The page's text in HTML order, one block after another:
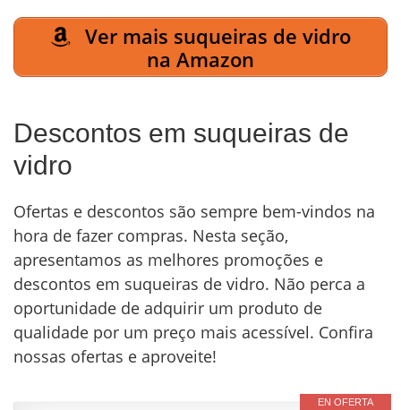
Ver mais suqueiras de vidro
na Amazon
Descontos em suqueiras de
vidro
Ofertas e descontos são sempre bem-vindos na
hora de fazer compras. Nesta seção,
apresentamos as melhores promoções e
descontos em suqueiras de vidro. Não perca a
oportunidade de adquirir um produto de
qualidade por um preço mais acessível. Confira
nossas ofertas e aproveite!
EN OFERTA